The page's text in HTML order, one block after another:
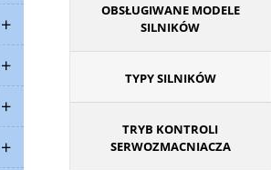
OBSŁUGIWANE MODELE
SILNIKÓW
TYPY SILNIKÓW
TRYB KONTROLI
SERWOZMACNIACZA